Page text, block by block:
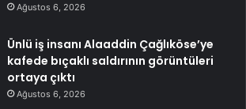
Ağustos 6, 2026
Ünlü iş insanı Alaaddin Çağlıköse’ye
kafede bıçaklı saldırının görüntüleri
ortaya çıktı
Ağustos 6, 2026